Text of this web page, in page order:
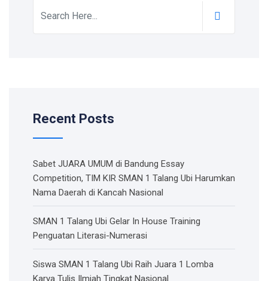
Recent Posts
Sabet JUARA UMUM di Bandung Essay
Competition, TIM KIR SMAN 1 Talang Ubi Harumkan
Nama Daerah di Kancah Nasional
SMAN 1 Talang Ubi Gelar In House Training
Penguatan Literasi-Numerasi
Siswa SMAN 1 Talang Ubi Raih Juara 1 Lomba
Karya Tulis Ilmiah Tingkat Nasional